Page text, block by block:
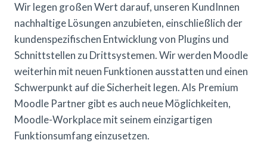
Wir legen großen Wert darauf, unseren KundInnen
nachhaltige Lösungen anzubieten, einschließlich der
kundenspezifischen Entwicklung von Plugins und
Schnittstellen zu Drittsystemen. Wir werden Moodle
weiterhin mit neuen Funktionen ausstatten und einen
Schwerpunkt auf die Sicherheit legen. Als Premium
Moodle Partner gibt es auch neue Möglichkeiten,
Moodle-Workplace mit seinem einzigartigen
Funktionsumfang einzusetzen.